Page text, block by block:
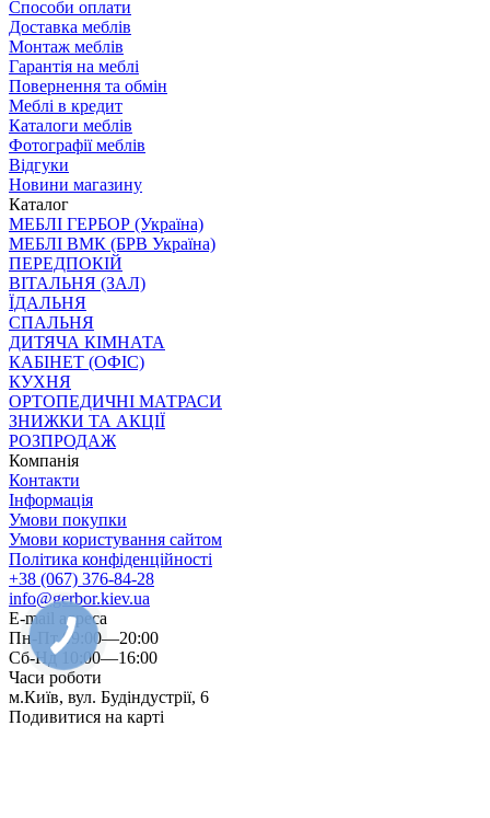
Способи оплати
Доставка меблів
Монтаж меблів
Гарантія на меблі
Повернення та обмін
Меблі в кредит
Каталоги меблів
Фотографії меблів
Відгуки
Новини магазину
Каталог
МЕБЛІ ГЕРБОР (Україна)
МЕБЛІ ВМК (БРВ Україна)
ПЕРЕДПОКІЙ
ВІТАЛЬНЯ (ЗАЛ)
ЇДАЛЬНЯ
СПАЛЬНЯ
ДИТЯЧА КІМНАТА
КАБІНЕТ (ОФІС)
КУХНЯ
ОРТОПЕДИЧНІ МАТРАСИ
ЗНИЖКИ ТА АКЦІЇ
РОЗПРОДАЖ
Компанія
Контакти
Інформація
Умови покупки
Умови користування сайтом
Політика конфіденційності
+38 (067) 376-84-28
info@gerbor.kiev.ua
E-mail адреса
Пн-Пт 09:00—20:00
Сб-Нд 10:00—16:00
Часи роботи
м.Київ, вул. Будіндустрії, 6
Подивитися на карті